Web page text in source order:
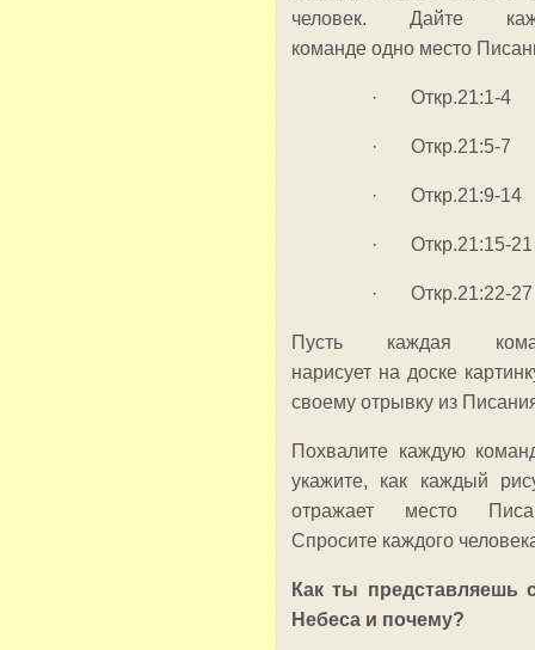
человек. Дайте
команде одно место
· Откр.21:1-4
· Откр.21:5-7
· Откр.21:9-14
· Откр.21:15-21
· Откр.21:22-27
Пусть каждая
нарисует на доске
своему отрывку из
Похвалите каждую
укажите, как каждый
отражает место
Спросите каждого
Как ты представляешь
Небеса и почему?